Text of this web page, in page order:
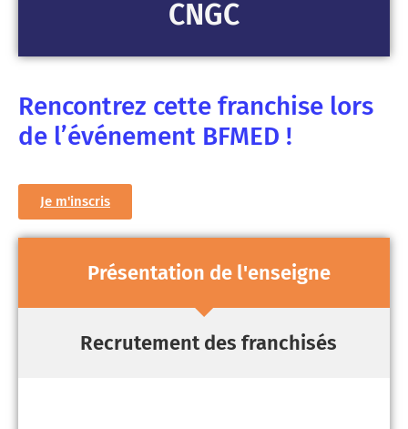
CNGC
Rencontrez cette franchise lors
de l’événement BFMED !
Je m'inscris
Présentation de l'enseigne
Recrutement des franchisés